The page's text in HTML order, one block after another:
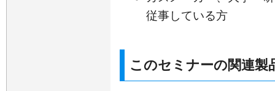
従事している方
このセミナーの関連製